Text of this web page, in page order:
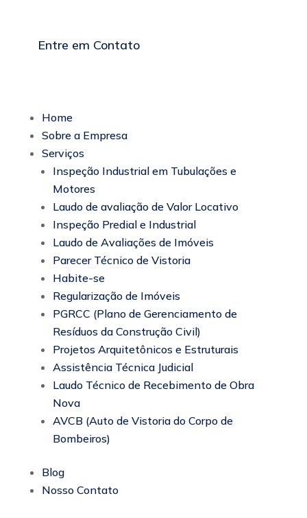
Entre em Contato
Home
Sobre a Empresa
Serviços
Inspeção Industrial em Tubulações e
Motores
Laudo de avaliação de Valor Locativo
Inspeção Predial e Industrial
Laudo de Avaliações de Imóveis
Parecer Técnico de Vistoria
Habite-se
Regularização de Imóveis
PGRCC (Plano de Gerenciamento de
Resíduos da Construção Civil)
Projetos Arquitetônicos e Estruturais
Assistência Técnica Judicial
Laudo Técnico de Recebimento de Obra
Nova
AVCB (Auto de Vistoria do Corpo de
Bombeiros)
Blog
Nosso Contato